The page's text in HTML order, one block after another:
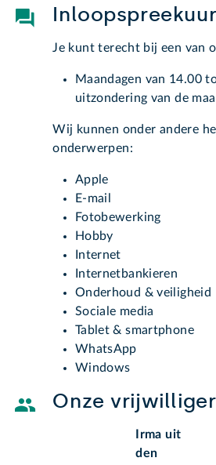
Inloopspreekuur
Je kunt terecht bij een van
Maandagen van 14.00
uitzondering van de
Wij kunnen onder andere
onderwerpen:
Apple
E-mail
Fotobewerking
Hobby
Internet
Internetbankieren
Onderhoud & veiligheid
Sociale media
Tablet & smartphone
WhatsApp
Windows
Onze
Irma uit
den